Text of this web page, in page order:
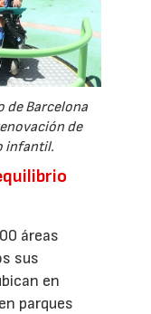
de Barcelona
de
infantil.
áreas
sus
en
parques